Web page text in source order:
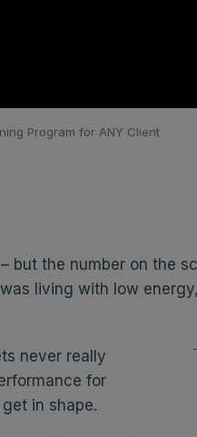
Program for ANY Client
but the number on the
living with low
never really
for
in shape.